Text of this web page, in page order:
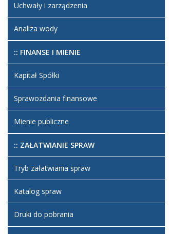
Uchwały i zarządzenia
Analiza wody
:: FINANSE I MIENIE
Kapitał Spółki
Sprawozdania finansowe
Mienie publiczne
:: ZAŁATWIANIE SPRAW
Tryb załatwiania spraw
Katalog spraw
Druki do pobrania